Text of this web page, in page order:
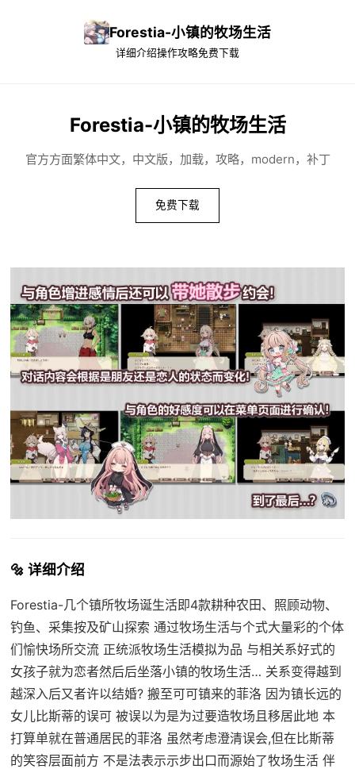
Forestia-小镇的牧场生活
详细介绍操作攻略免费下载
Forestia-小镇的牧场生活
官方方面繁体中文，中文版，加载，攻略，modern，补丁
免费下载
🔩 详细介绍
Forestia-几个镇所牧场诞生活即4款耕种农田、照顾动物、
钓鱼、采集按及矿山探索 通过牧场生活与个式大量彩的个体
们愉快场所交流 正统派牧场生活模拟为品 与相关系好式的
女孩子就为恋者然后后坐落小镇的牧场生活… 关系变得越到
越深入后又者许以结婚? 搬至可可镇来的菲洛 因为镇长远的
女儿比斯蒂的误可 被误以为是为过要造牧场且移居此地 本
打算单就在普通居民的菲洛 虽然考虑澄清误会,但在比斯蒂
的笑容层面前方 不是法表示示步出口而源始了牧场生活 伴